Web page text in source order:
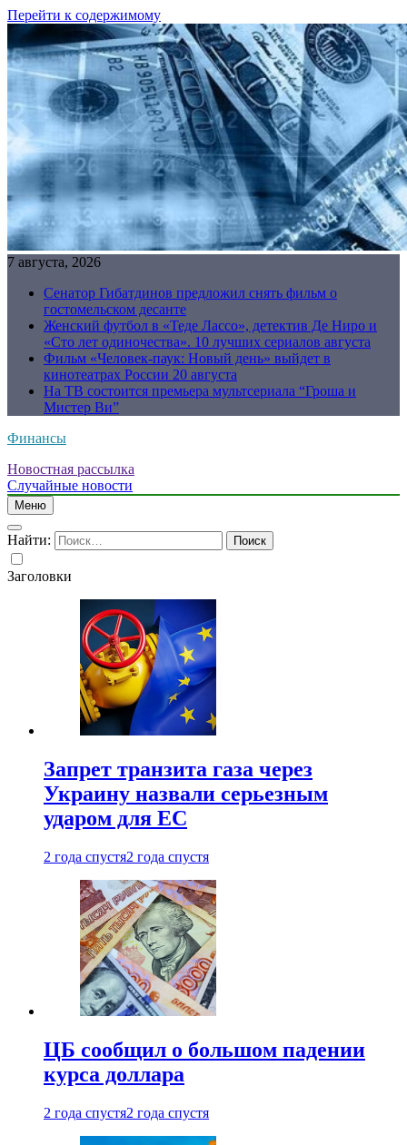
Перейти к содержимому
7 августа, 2026
Сенатор Гибатдинов предложил снять фильм о
гостомельском десанте
Женский футбол в «Теде Лассо», детектив Де Ниро и
«Сто лет одиночества». 10 лучших сериалов августа
Фильм «Человек-паук: Новый день» выйдет в
кинотеатрах России 20 августа
На ТВ состоится премьера мультсериала “Гроша и
Мистер Ви”
Финансы
Новостная рассылка
Случайные новости
Меню
Найти:
Заголовки
Запрет транзита газа через
Украину назвали серьезным
ударом для ЕС
2 года спустя2 года спустя
ЦБ сообщил о большом падении
курса доллара
2 года спустя2 года спустя